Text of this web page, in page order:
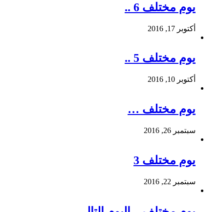
يوم مختلف 6 ..
أكتوبر 17, 2016
يوم مختلف 5 ..
أكتوبر 10, 2016
يوم مختلف …
سبتمبر 26, 2016
يوم مختلف 3
سبتمبر 22, 2016